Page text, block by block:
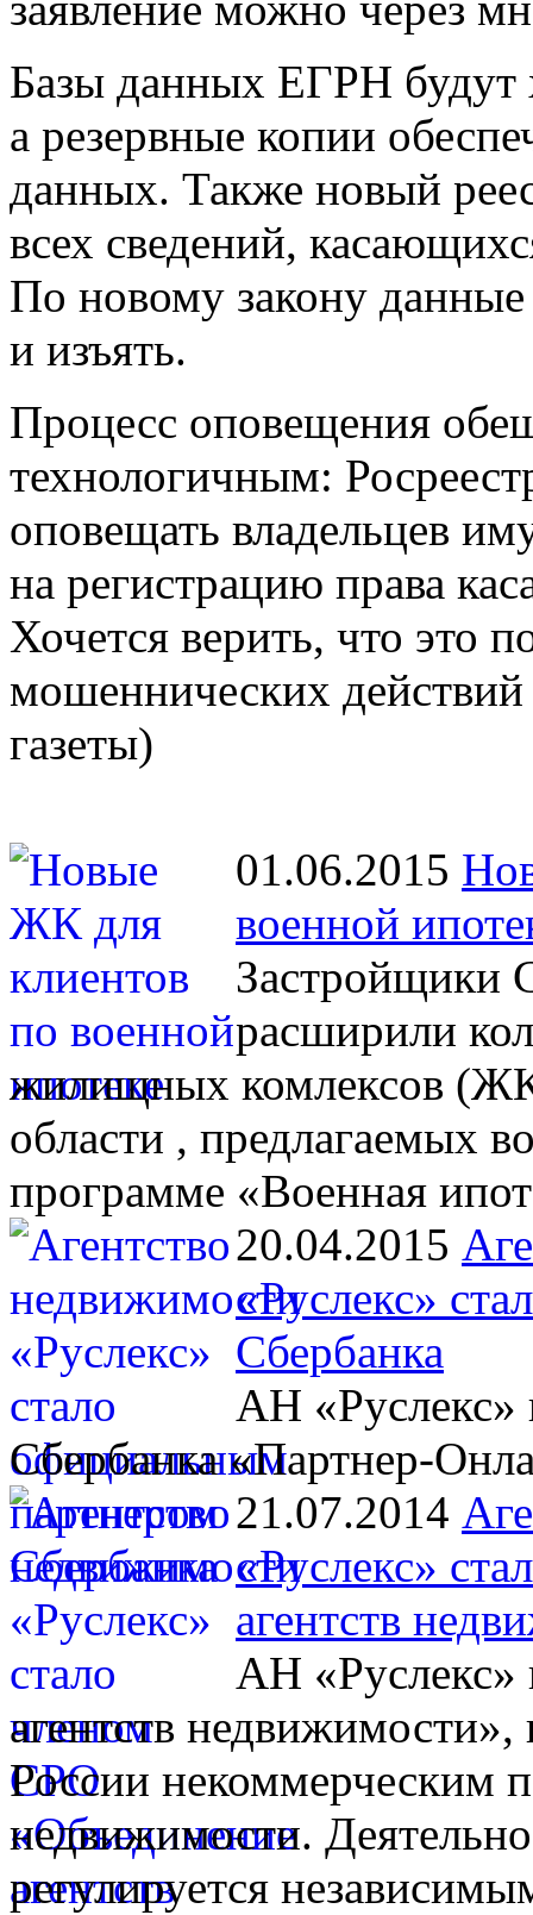
Базы данных ЕГРН будут
а резервные копии
данных. Также новый
всех сведений,
По новому закону данные
и изъять.
Процесс оповещения
технологичным:
оповещать владельцев
на регистрацию права
Хочется верить, что это
мошеннических
газеты)
01.06.2015
военной
Застройщики
расширили
жилищных комлексов
области , предлагаемых
программе «Военная
20.04.2015
«Руслекс»
Сбербанка
АН «Руслекс»
Сбербанка «Партнер-
21.07.2014
«Руслекс»
агентств
АН «Руслекс»
агентств недвижимости»,
России некоммерческим
недвижимости.
регулируется